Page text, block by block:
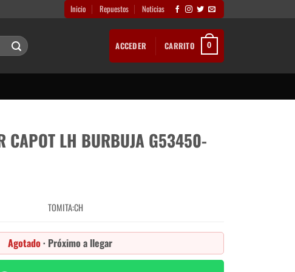
Inicio Repuestos Noticias
ACCEDER CARRITO 0
CAPOT LH BURBUJA G53450-
TOMITA:CH
Agotado · Próximo a llegar